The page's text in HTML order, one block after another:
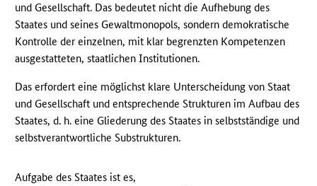
und Gesellschaft. Das bedeutet nicht die Aufhebung des
Staates und seines Gewaltmonopols, sondern demokratische
Kontrolle der einzelnen, mit klar begrenzten Kompetenzen
ausgestatteten, staatlichen Institutionen.
Das erfordert eine möglichst klare Unterscheidung von Staat
und Gesellschaft und entsprechende Strukturen im Aufbau des
Staates, d. h. eine Gliederung des Staates in selbstständige und
selbstverantwortliche Substrukturen.
Aufgabe des Staates ist es,